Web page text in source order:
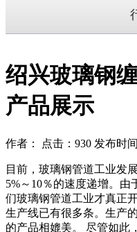
绍兴玻璃钢
产品展示
作者： 点击：930 发布时
目前，玻璃钢管道工业发
5%～10％的速度递增。
们玻璃钢管道工业才真正
生产线已有很多条。生产
的产品相媲美。 尽管如此